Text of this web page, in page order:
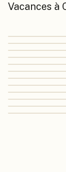
Vacances à